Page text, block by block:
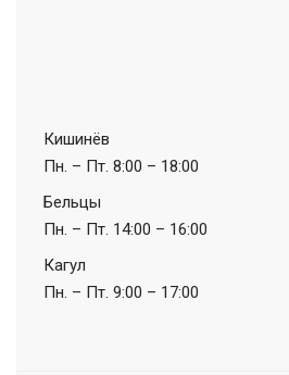
Кишинёв
Пн. – Пт. 8:00 – 18:00
Бельцы
Пн. – Пт. 14:00 – 16:00
Кагул
Пн. – Пт. 9:00 – 17:00